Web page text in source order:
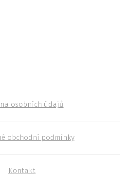
osobních údajů
obchodní podmínky
Kontakt